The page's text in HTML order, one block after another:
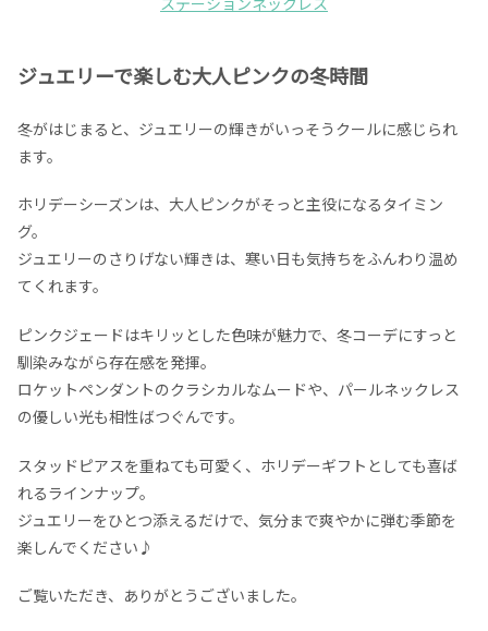
ジュエリーで楽しむ大人ピンクの冬時間
冬がはじまると、ジュエリーの輝きがいっそうクールに感じられ
ます。
ホリデーシーズンは、大人ピンクがそっと主役になるタイミン
グ。
ジュエリーのさりげない輝きは、寒い日も気持ちをふんわり温め
てくれます。
ピンクジェードはキリッとした色味が魅力で、冬コーデにすっと
馴染みながら存在感を発揮。
ロケットペンダントのクラシカルなムードや、パールネックレス
の優しい光も相性ばつぐんです。
スタッドピアスを重ねても可愛く、ホリデーギフトとしても喜ば
れるラインナップ。
ジュエリーをひとつ添えるだけで、気分まで爽やかに弾む季節を
楽しんでください♪
ご覧いただき、ありがとうございました。